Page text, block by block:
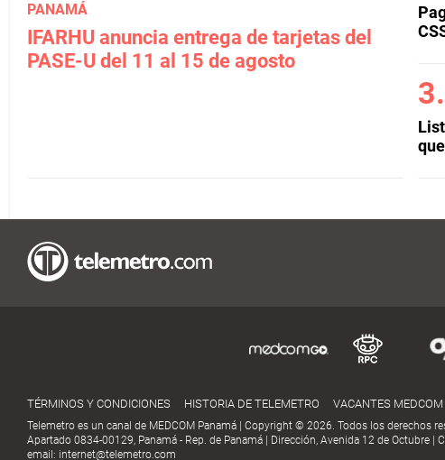
PANAMÁ
IFARHU anuncia entrega de tarjetas del
PASE-U del 11 al 15 de agosto
TÉRMINOS Y CONDICIONES HISTORIA DE TELEMETRO VACANTES MEDCOM
Telemetro es un canal de MEDCOM Panamá | Copyright © 2026. Todos los derechos
Apartado 0834-00129, Panamá - Rep. de Panamá | Dirección, Avenida 12 de Octubre |
email: internet@telemetro.com